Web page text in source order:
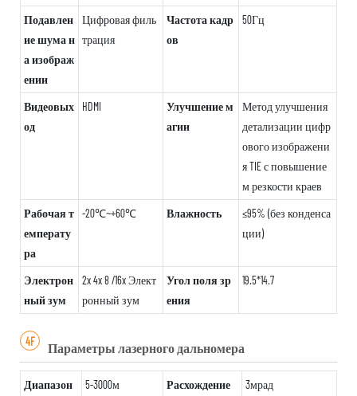
Подавлен
ие шума н
а изображ
ении
Цифровая филь
трация
Частота кадр
ов
50Гц
Видеовых
од
HDMI
Улучшение м
агии
Метод улучшения
детализации цифр
ового изображени
я TIE с повышение
м резкости краев
Рабочая т
емперату
ра
-20℃~+60℃ Влажность
≤95% (без конденса
ции)
Электрон
ный зум
2x 4x 8 /16x Элект
ронный зум
Угол поля зр
ения
19.5*14.7
4F Параметры лазерного дальномера
Диапазон 5-3000м
Расхождение
3мрад